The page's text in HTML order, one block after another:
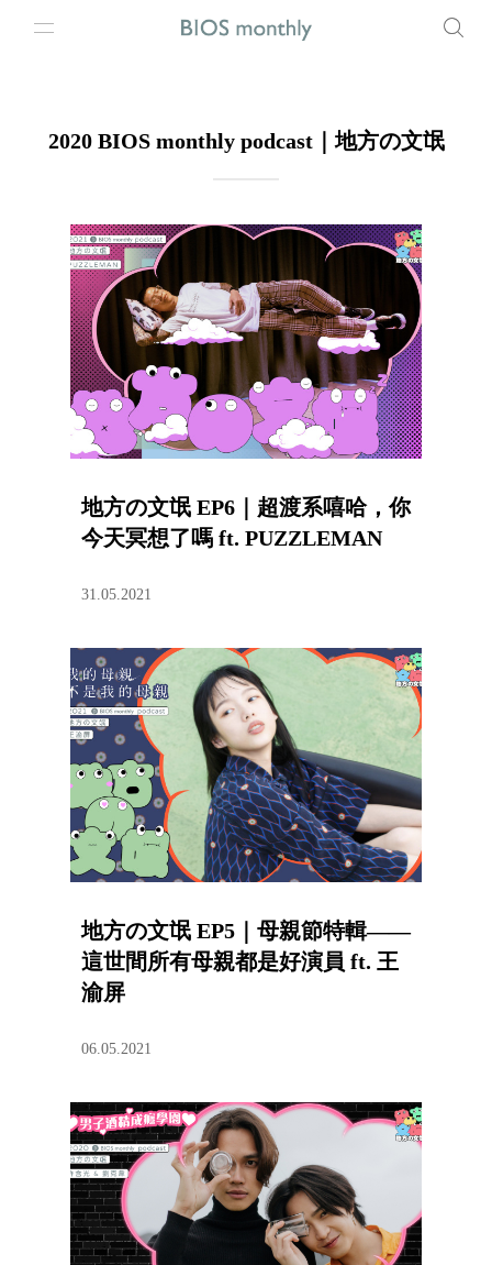
2020 BIOS monthly podcast｜地方の文氓
地方の文氓 EP6｜超渡系嘻哈，你
今天冥想了嗎 ft. PUZZLEMAN
31.05.2021
地方の文氓 EP5｜母親節特輯——
這世間所有母親都是好演員 ft. 王
渝屏
06.05.2021